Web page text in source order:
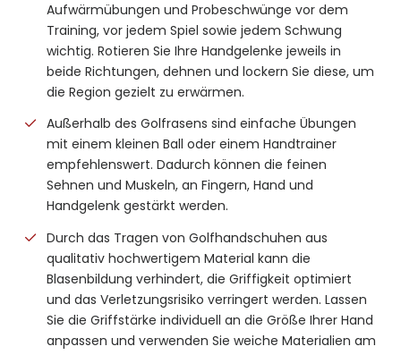
Aufwärmübungen und Probeschwünge vor dem
Training, vor jedem Spiel sowie jedem Schwung
wichtig. Rotieren Sie Ihre Handgelenke jeweils in
beide Richtungen, dehnen und lockern Sie diese, um
die Region gezielt zu erwärmen.
Außerhalb des Golfrasens sind einfache Übungen
mit einem kleinen Ball oder einem Handtrainer
empfehlenswert. Dadurch können die feinen
Sehnen und Muskeln, an Fingern, Hand und
Handgelenk gestärkt werden.
Durch das Tragen von Golfhandschuhen aus
qualitativ hochwertigem Material kann die
Blasenbildung verhindert, die Griffigkeit optimiert
und das Verletzungsrisiko verringert werden. Lassen
Sie die Griffstärke individuell an die Größe Ihrer Hand
anpassen und verwenden Sie weiche Materialien am